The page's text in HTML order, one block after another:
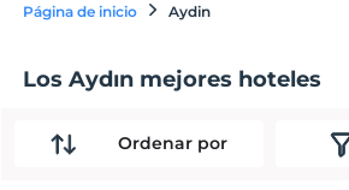
Página de inicio Aydin
Los Aydın mejores hoteles
Ordenar por